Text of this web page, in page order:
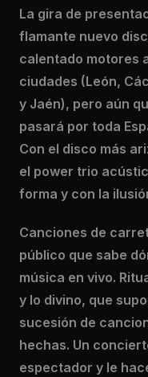
La gira de
flamante nuevo
calentado motores
ciudades (León,
y Jaén), pero aún
pasará por toda
Con el disco más
el power trio
forma y con la
Canciones de
público que sabe
música en vivo.
y lo divino, que
sucesión de
hechas. Un
espectador y le